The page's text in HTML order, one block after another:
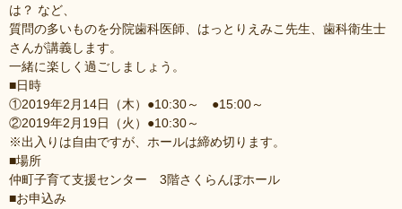
は？ など、
質問の多いものを分院歯科医師、はっとりえみこ先生、歯科衛生士
さんが講義します。
一緒に楽しく過ごしましょう。
■日時
①2019年2月14日（木）●10:30～ ●15:00～
②2019年2月19日（火）●10:30～
※出入りは自由ですが、ホールは締め切ります。
■場所
仲町子育て支援センター 3階さくらんぼホール
■お申込み